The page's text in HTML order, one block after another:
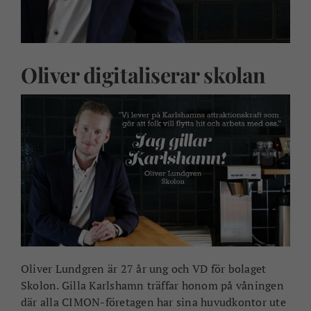
Oliver digitaliserar skolan
Oliver Lundgren är 27 år ung och VD för bolaget
Skolon. Gilla Karlshamn träffar honom på våningen
där alla CIMON-företagen har sina huvudkontor ute